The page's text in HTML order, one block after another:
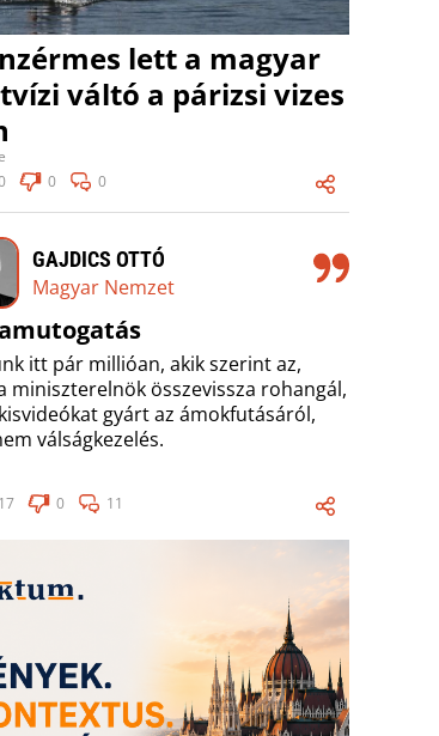
lett a magyar
váltó a párizsi vizes
0 0
GAJDICS OTTÓ
Magyar Nemzet
itt pár millióan, akik szerint az,
miniszterelnök összevissza rohangál,
gyárt az ámokfutásáról,
válságkezelés.
17
0 11